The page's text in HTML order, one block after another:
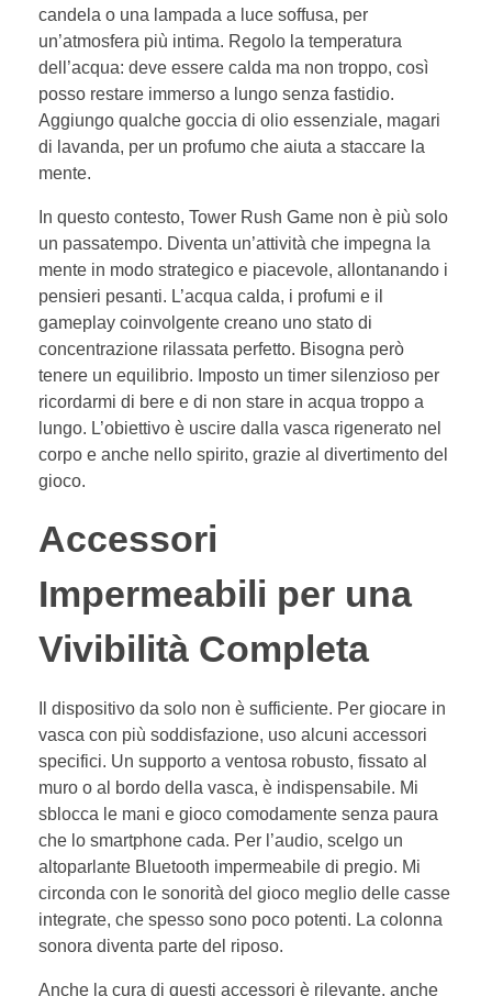
candela o una lampada a luce soffusa, per
un’atmosfera più intima. Regolo la temperatura
dell’acqua: deve essere calda ma non troppo, così
posso restare immerso a lungo senza fastidio.
Aggiungo qualche goccia di olio essenziale, magari
di lavanda, per un profumo che aiuta a staccare la
mente.
In questo contesto, Tower Rush Game non è più solo
un passatempo. Diventa un’attività che impegna la
mente in modo strategico e piacevole, allontanando i
pensieri pesanti. L’acqua calda, i profumi e il
gameplay coinvolgente creano uno stato di
concentrazione rilassata perfetto. Bisogna però
tenere un equilibrio. Imposto un timer silenzioso per
ricordarmi di bere e di non stare in acqua troppo a
lungo. L’obiettivo è uscire dalla vasca rigenerato nel
corpo e anche nello spirito, grazie al divertimento del
gioco.
Accessori
Impermeabili per una
Vivibilità Completa
Il dispositivo da solo non è sufficiente. Per giocare in
vasca con più soddisfazione, uso alcuni accessori
specifici. Un supporto a ventosa robusto, fissato al
muro o al bordo della vasca, è indispensabile. Mi
sblocca le mani e gioco comodamente senza paura
che lo smartphone cada. Per l’audio, scelgo un
altoparlante Bluetooth impermeabile di pregio. Mi
circonda con le sonorità del gioco meglio delle casse
integrate, che spesso sono poco potenti. La colonna
sonora diventa parte del riposo.
Anche la cura di questi accessori è rilevante, anche